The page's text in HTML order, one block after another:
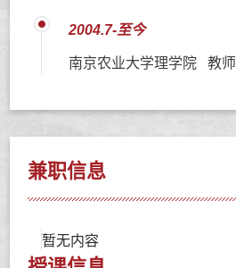
2004.7-至今
南京农业大学理学院 教师
兼职信息
暂无内容